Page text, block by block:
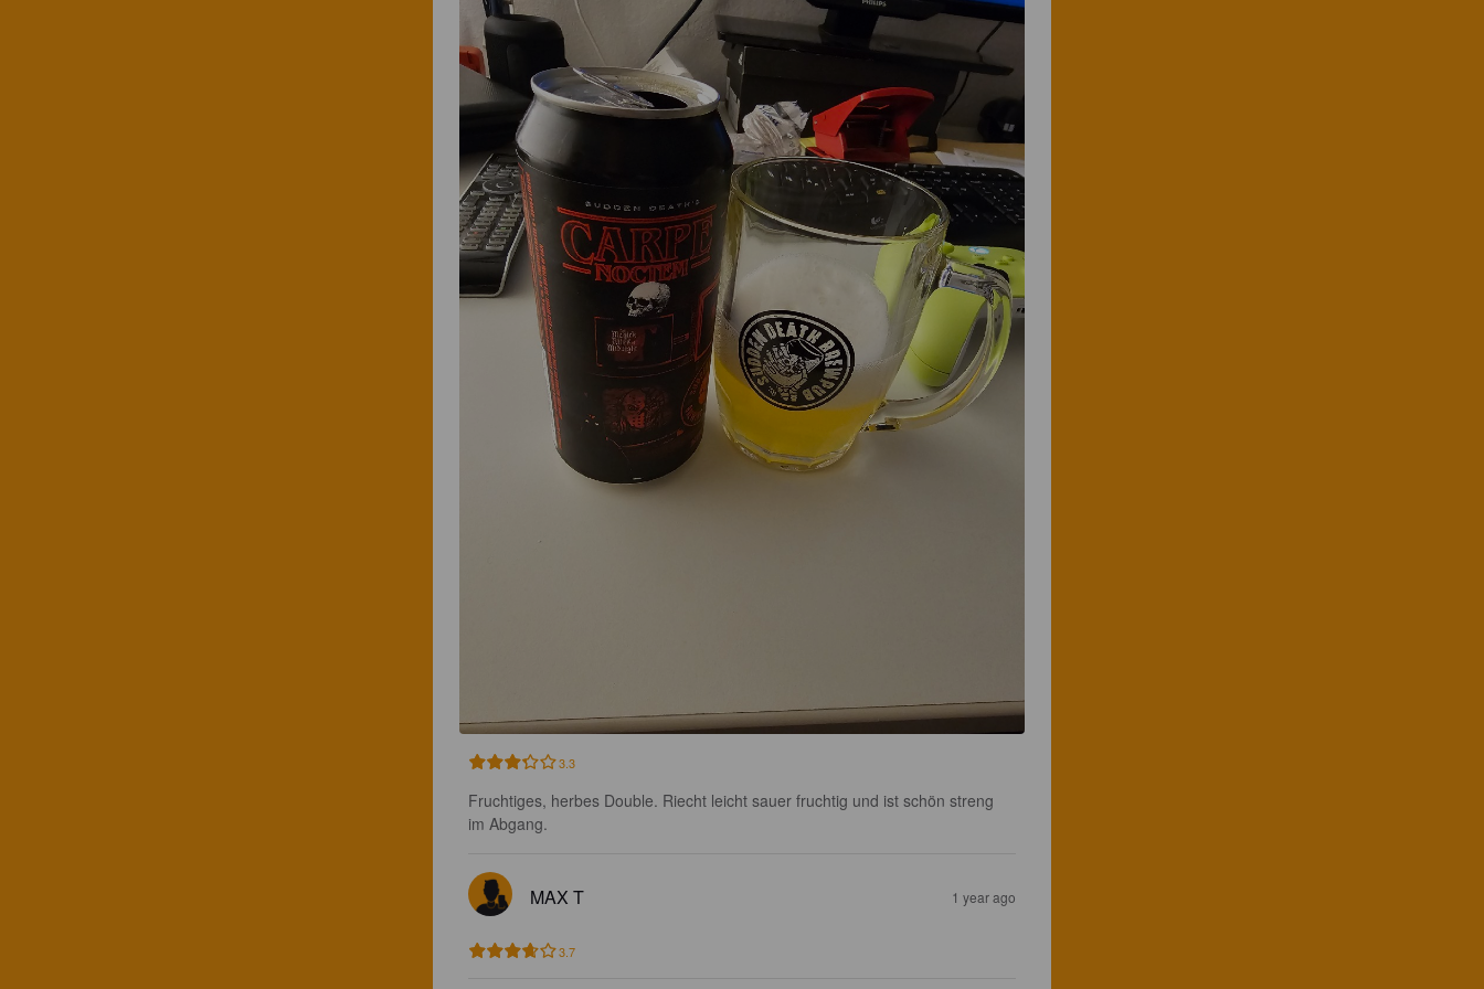
3.3
Fruchtiges, herbes Double. Riecht leicht sauer fruchtig und ist schön streng
im Abgang.
MAX T 1 year ago
3.7